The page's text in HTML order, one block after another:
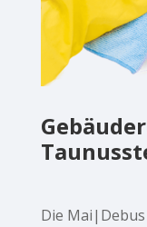
Die